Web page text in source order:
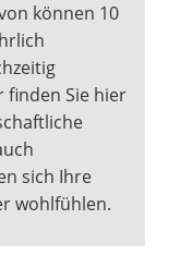
können 10
finden Sie hier
sich Ihre
wohlfühlen.